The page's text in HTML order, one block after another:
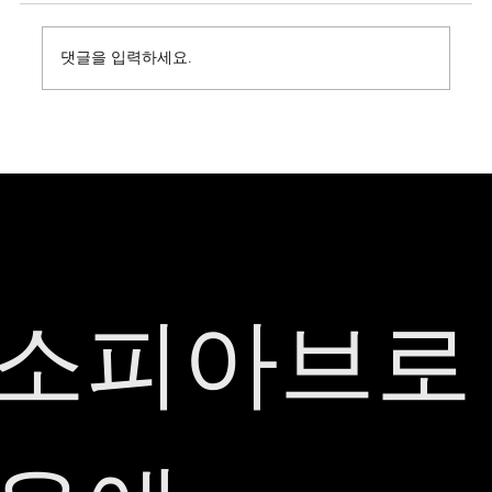
피아브로
립니다.
댓글을 입력하세요.